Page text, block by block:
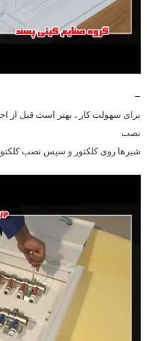
–
برای سهولت کار ، بهتر است قبل
نصب
شیرها روی کلکتور و سپس نصب